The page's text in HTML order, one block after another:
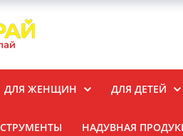
ДЛЯ ЖЕНЩИН ДЛЯ ДЕТЕЙ
НАДУВНАЯ